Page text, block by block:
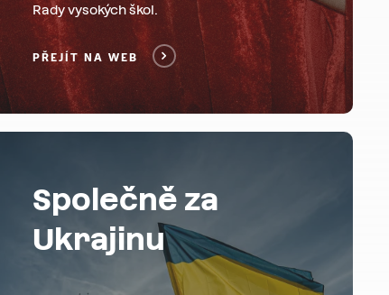
Rady vysokých škol.
PŘEJÍT NA WEB
Společně za
Ukrajinu